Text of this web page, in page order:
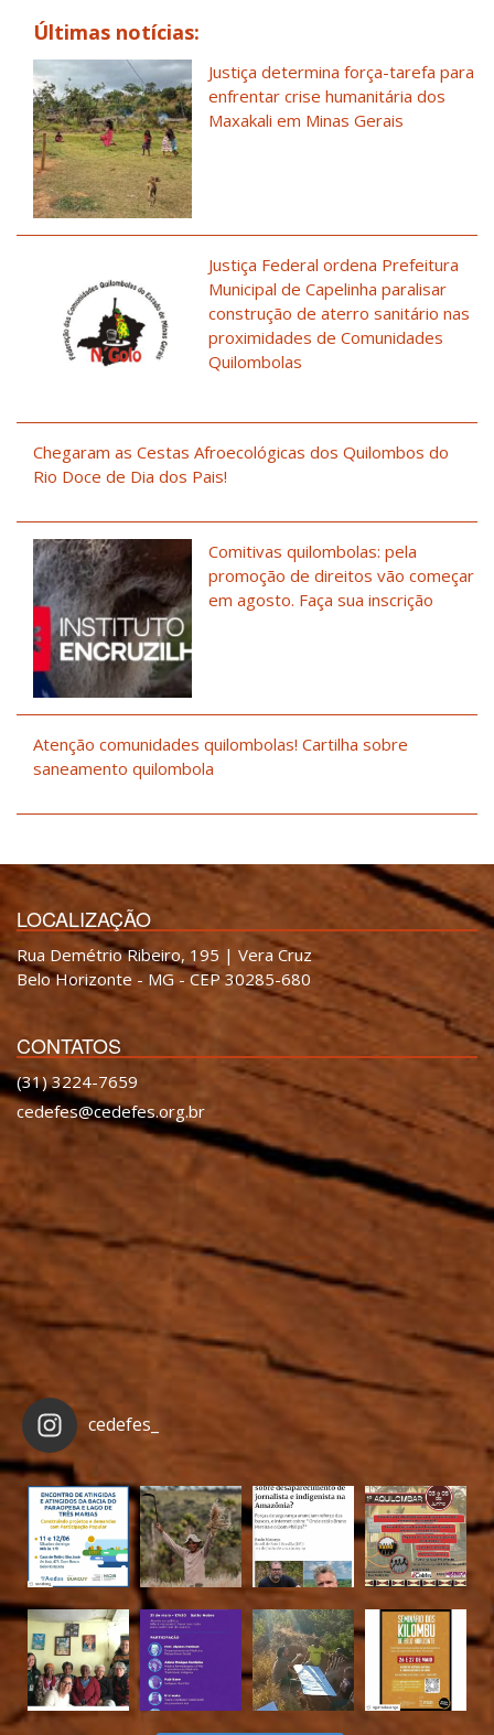
Últimas notícias:
Justiça determina força-tarefa para
enfrentar crise humanitária dos
Maxakali em Minas Gerais
Justiça Federal ordena Prefeitura
Municipal de Capelinha paralisar
construção de aterro sanitário nas
proximidades de Comunidades
Quilombolas
Chegaram as Cestas Afroecológicas dos Quilombos do
Rio Doce de Dia dos Pais!
Comitivas quilombolas: pela
promoção de direitos vão começar
em agosto. Faça sua inscrição
Atenção comunidades quilombolas! Cartilha sobre
saneamento quilombola
LOCALIZAÇÃO
Rua Demétrio Ribeiro, 195 | Vera Cruz
Belo Horizonte - MG - CEP 30285-680
CONTATOS
(31) 3224-7659
cedefes@cedefes.org.br
cedefes_